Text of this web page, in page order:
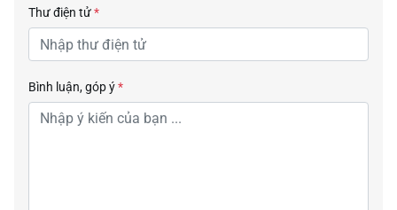
Thư điện tử*
Bình luận, góp ý*